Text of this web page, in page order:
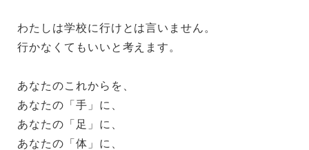
わたしは学校に行けとは言いません。
行かなくてもいいと考えます。
あなたのこれからを、
あなたの「手」に、
あなたの「足」に、
あなたの「体」に、